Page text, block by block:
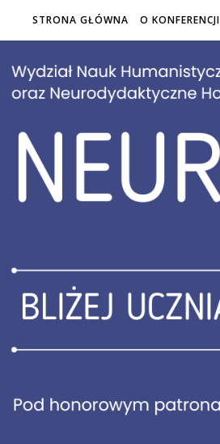
STRONA GŁÓWNA O KONFERENCJI